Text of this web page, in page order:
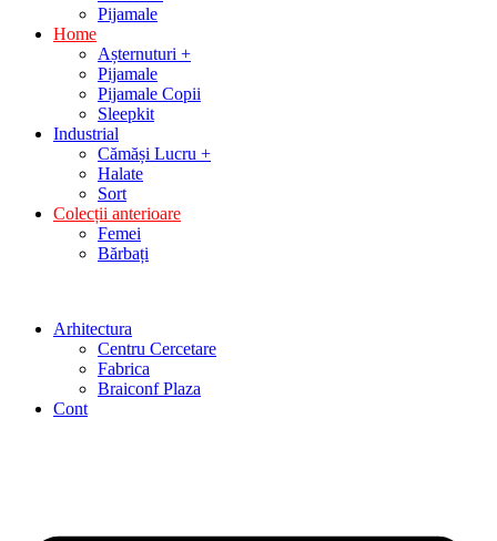
Pijamale
Home
Așternuturi +
Pijamale
Pijamale Copii
Sleepkit
Industrial
Cămăși Lucru +
Halate
Sort
Colecții anterioare
Femei
Bărbați
Arhitectura
Centru Cercetare
Fabrica
Braiconf Plaza
Cont